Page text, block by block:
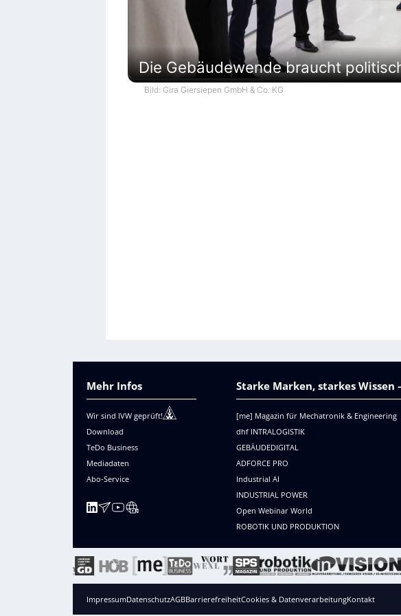
Die Gebäudewende braucht
Bild: Gira Giersiepen GmbH & Co. KG
Mehr Infos
Wir sind IVW geprüft!
Download
TeDo Business
Mediadaten
Abo-Service
Starke Marken, starkes
[me] Magazin für Mechatronik & Engineering
dhf INTRALOGISTIK
GEBÄUDEDIGITAL
ADFORCE PRO
Industrial AI
INDUSTRIAL POWER
Open Webinar World
ROBOTIK UND PRODUKTION
ImpressumDatenschutzAGBBarrierefreiheitCookies & DatenverarbeitungKontakt